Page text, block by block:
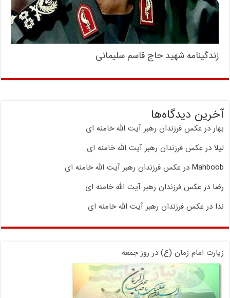
زندگینامه شهید حاج قاسم سلیمانی
آخرین دیدگاه‌ها
بهار درعکس فرزندان رهبر آیت الله خامنه ای
لیلا درعکس فرزندان رهبر آیت الله خامنه ای
Mahboob درعکس فرزندان رهبر آیت الله خامنه ای
رضا درعکس فرزندان رهبر آیت الله خامنه ای
ندا درعکس فرزندان رهبر آیت الله خامنه ای
زیارت امام زمان (ع) در روز جمعه